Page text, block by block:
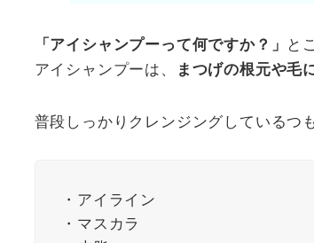
「アイシャンプーって何ですか？」 と
アイシャンプーは、
まつげの根元や毛
普段しっかりクレンジングしているつ
・アイライン
・マスカラ